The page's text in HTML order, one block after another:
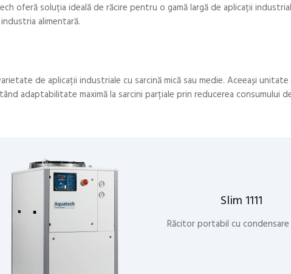
oferă soluția ideală de răcire pentru o gamă largă de aplicații
alimentară.
de aplicații industriale cu sarcină mică sau medie. Aceeași
adaptabilitate maximă la sarcini parțiale prin reducerea consumului
Slim 1111
Răcitor portabil cu